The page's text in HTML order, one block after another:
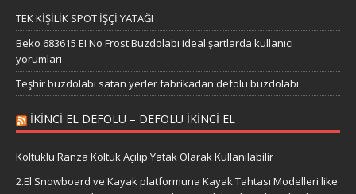
TEK KİŞİLİK SPOT İŞÇİ YATAĞI
Beko 683615 EI No Frost Buzdolabı ideal şartlarda kullanıcı
yorumları
Teşhir buzdolabı satan yerler fabrikadan defolu buzdolabı
IKINCI EL DEFOLU – DEFOLU IKINCI EL
Koltuklu Ranza Koltuk Açılıp Yatak Olarak Kullanılabilir
2.El Snowboard ve Kayak platformuna Kayak Tahtası Modelleri like